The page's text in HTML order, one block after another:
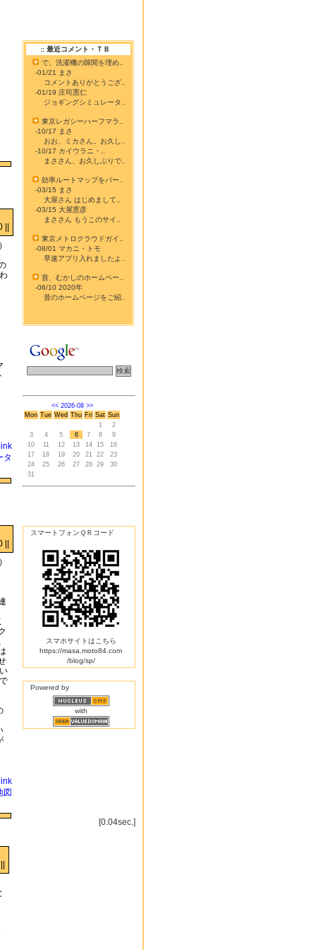
link
タ
link
図
:: 最近コメント・ＴＢ
で、洗濯機の隙間を埋め..
-01/21 まさ
コメントありがとうござ..
-01/19 庄司憲仁
ジョギングシミュレータ..
東京レガシーハーフマラ..
-10/17 まさ
おお、ミカさん。お久し..
-10/17 カイウラニ・..
まささん、お久しぶりで..
効率ルートマップをバー..
-03/15 まさ
大屋さん はじめまして..
-03/15 大屋憲彦
まささん もうこのサイ..
東京メトロクラウドガイ..
-08/01 マカニ・トモ
早速アプリ入れましたよ..
昔、むかしのホームペー..
-06/10 2020年
昔のホームページをご紹..
<< 2026-08 >>
Mon Tue Wed Thu Fri Sat Sun
1
2
3
4 5 6 7 8
9
10
11 12 13 14 15
16
17
18 19 20 21 22
23
24
25 26 27 28 29
30
31
スマートフォンＱＲコード
スマホサイトはこちら
https://masa.moto84.com
/blog/sp/
Powered by
with
[0.04sec.]